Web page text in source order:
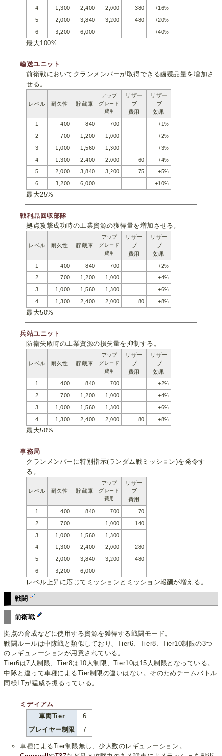
4 1,300 2,400 2,000 380
+16%
5
2,000 3,840 3,200 480
+20%
6
3,200 6,000 +40%
最大100%
輸送ユニット
前衛戦においてクランメンバーが取得できる鹵獲品量を増加さ
せる。
レベル 耐久性 貯蔵庫
アップ
グレード
費用
リザー
ブ
費用
リザー
ブ
効果
1
400 840 700
+1%
2
700 1,200 1,000
+2%
3
1,000 1,560 1,300
+3%
4
1,300 2,400 2,000 60
+4%
5
2,000 3,840 3,200 75
+5%
6
3,200 6,000 +10%
最大25%
戦利品回収部隊
拠点攻撃成功時の工業資源の獲得量を増加させる。
レベル 耐久性 貯蔵庫
アップ
グレード
費用
リザー
ブ
費用
リザー
ブ
効果
1
400 840 700
+2%
2
700 1,200 1,000
+4%
3
1,000 1,560 1,300
+6%
4
1,300 2,400 2,000 80 +8%
最大50%
兵站ユニット
防衛失敗時の工業資源の損失量を抑制する。
レベル 耐久性 貯蔵庫
アップ
グレード
費用
リザー
ブ
費用
リザー
ブ
効果
1
400 840 700
+2%
2
700 1,200 1,000
+4%
3
1,000 1,560 1,300
+6%
4
1,300 2,400 2,000 80 +8%
最大50%
事務局
クランメンバーに特別指示(ランダム戦ミッション)を発令す
る。
レベル 耐久性 貯蔵庫
アップ
グレード
費用
リザー
ブ
費用
1
400 840 700
70
2
700 1,000
140
3
1,000 1,560
1,300
4
1,300 2,400 2,000
280
5
2,000 3,840 3,200
480
6
3,200 6,000
レベル上昇に応じてミッションとミッション報酬が増える。
戦闘
前衛戦
拠点の育成などに使用する資源を獲得する戦闘モード。
戦闘ルールは中隊戦と類似しており、Tier6、Tier8、Tier10制限の3つ
のレギュレーションが用意されている。
Tier6は7人制限、Tier8は10人制限、Tier10は15人制限となっている。
中隊と違って車種によるTier制限の違いはない。そのためチームバトル
同様LTが猛威を振るっている。
ミディアム
車両Tier
6
プレイヤー制限
7
車種によるTier制限無し、少人数のレギュレーション。